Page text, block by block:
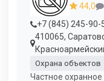
44,0
+7 (845) 245-90-
410065,
Охрана объектов
Частное